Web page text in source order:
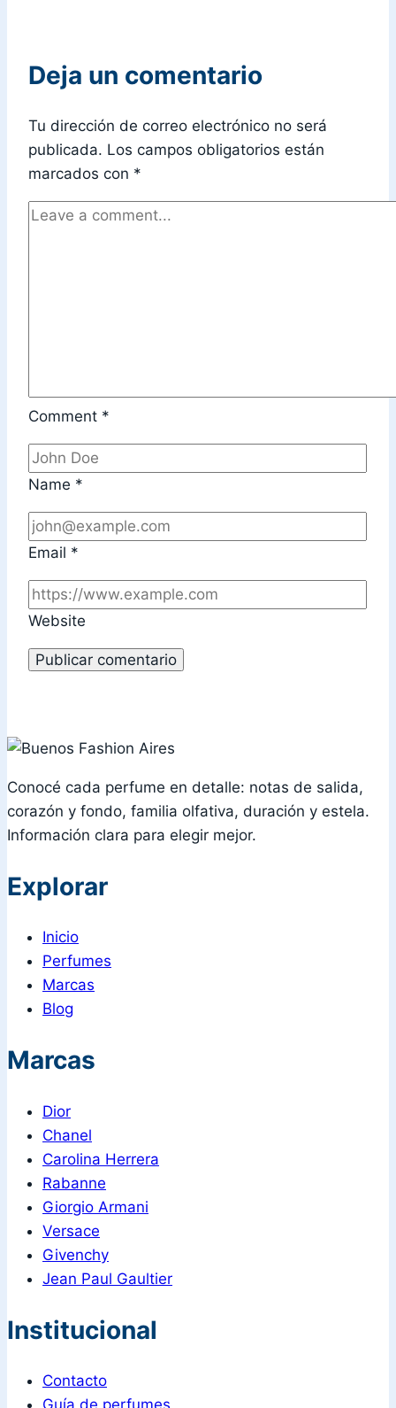
Deja un comentario
Tu dirección de correo electrónico no será
publicada. Los campos obligatorios están
marcados con *
Comment *
Name *
Email *
Website
Conocé cada perfume en detalle: notas de salida,
corazón y fondo, familia olfativa, duración y estela.
Información clara para elegir mejor.
Explorar
Inicio
Perfumes
Marcas
Blog
Marcas
Dior
Chanel
Carolina Herrera
Rabanne
Giorgio Armani
Versace
Givenchy
Jean Paul Gaultier
Institucional
Contacto